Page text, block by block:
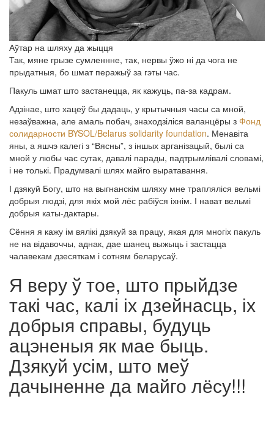
Аўтар на шляху да жыцця
Так, мяне грызе сумленнне, так, нервы ўжо ні да чога не
прыдатныя, бо шмат перажыў за гэты час.
Пакуль шмат што застанецца, як кажуць, па-за кадрам.
Адзінае, што хацеў бы дадаць, у крытычныя часы са мной,
незаўважна, але амаль побач, знаходзіліся валанцёры з Фонд
солидарности BYSOL/Belarus solidarity foundation. Менавіта
яны, а яшчэ калегі з “Вясны”, з іншых арганізацый, былі са
мной у любы час сутак, давалі парады, падтрымлівалі словамі,
і не толькі. Прадумвалі шлях майго выратавання.
І дзякуй Богу, што на выгнанскім шляху мне трапляліся вельмі
добрыя людзі, для якіх мой лёс рабіўся іхнім. І нават вельмі
добрыя каты-дактары.
Сёння я кажу ім вялікі дзякуй за працу, якая для многіх пакуль
не на відавоччы, аднак, дае шанец выжыць і застацца
чалавекам дзесяткам і сотням беларусаў.
Я веру ў тое, што прыйдзе
такі час, калі іх дзейнасць, іх
добрыя справы, будуць
ацэненыя як мае быць.
Дзякуй усім, што меў
дачыненне да майго лёсу!!!